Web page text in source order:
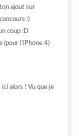
ajout sur
:)
coup :D
(pour l’iPhone 4)
alors ! Vu que je